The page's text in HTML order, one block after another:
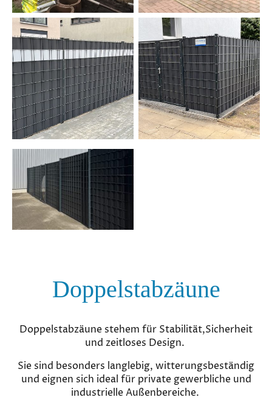
Doppelstabzäune
Doppelstabzäune stehem für Stabilität,Sicherheit
und zeitloses Design.
Sie sind besonders langlebig, witterungsbeständig
und eignen sich ideal für private gewerbliche und
industrielle Außenbereiche.